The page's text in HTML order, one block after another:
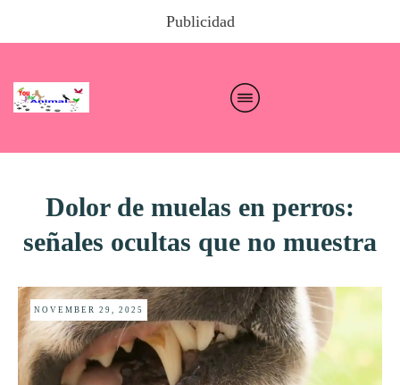
Publicidad
Dolor de muelas en perros:
señales ocultas que no muestra
NOVEMBER 29, 2025